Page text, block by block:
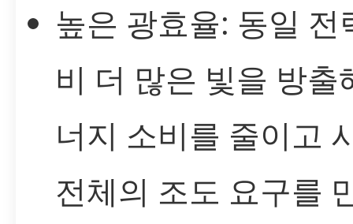
높은 광효율: 동일 전
비 더 많은 빛을 방출
너지 소비를 줄이고
전체의 조도 요구를